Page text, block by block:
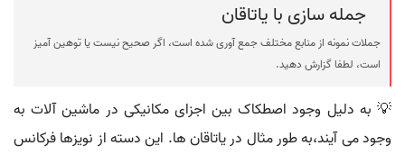
جمله سازی با یاتاقان
جملات نمونه از منابع مختلف جمع آوری شده است، اگر صحیح نیست یا توهین آمیز
است، لطفا گزارش دهید.
💡 به دلیل وجود اصطکاک بین اجزای مکانیکی در ماشین آلات به
وجود می آیند،به طور مثال در یاتاقان ها. این دسته از نویزها فرکانس